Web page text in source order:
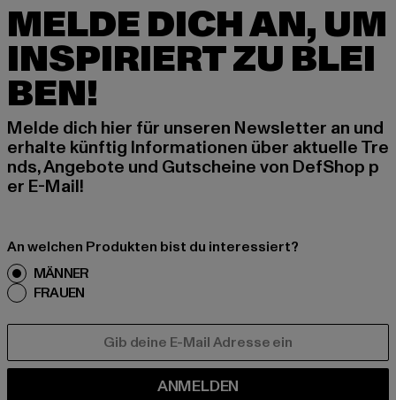
MELDE DICH AN, UM
INSPIRIERT ZU BLEI
BEN!
Melde dich hier für unseren Newsletter an und
erhalte künftig Informationen über aktuelle Tre
nds, Angebote und Gutscheine von DefShop p
er E-Mail!
An welchen Produkten bist du interessiert?
MÄNNER
FRAUEN
ANMELDEN